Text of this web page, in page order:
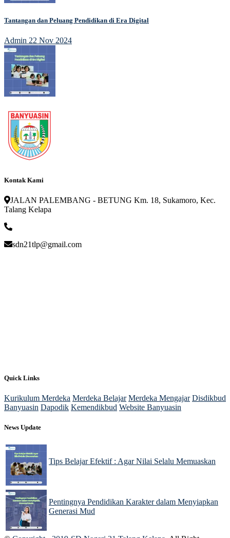
Tantangan dan Peluang Pendidikan di Era Digital
Admin 22 Nov 2024
Kontak Kami
JALAN PALEMBANG - BETUNG Km. 18, Sukamoro, Kec.
Talang Kelapa
sdn21tlp@gmail.com
Quick Links
Kurikulum Merdeka Merdeka Belajar Merdeka Mengajar Disdikbud
Banyuasin Dapodik Kemendikbud Website Banyuasin
News Update
Tips Belajar Efektif : Agar Nilai Selalu Memuaskan
Pentingnya Pendidikan Karakter dalam Menyiapkan
Generasi Mud